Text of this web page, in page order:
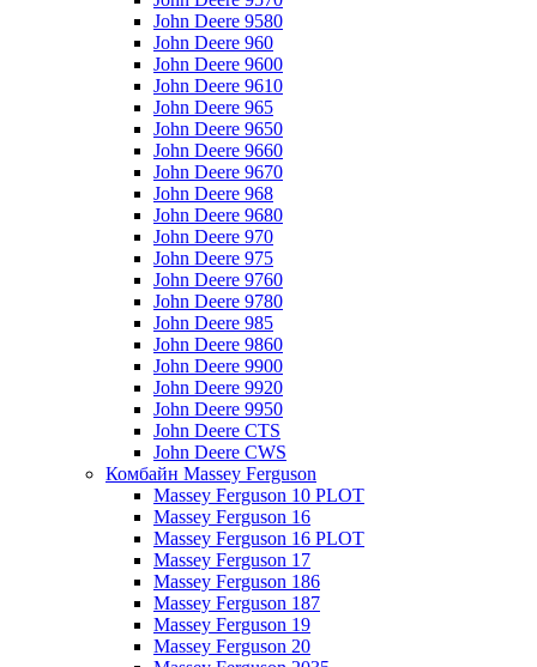
John Deere 9580
John Deere 960
John Deere 9600
John Deere 9610
John Deere 965
John Deere 9650
John Deere 9660
John Deere 9670
John Deere 968
John Deere 9680
John Deere 970
John Deere 975
John Deere 9760
John Deere 9780
John Deere 985
John Deere 9860
John Deere 9900
John Deere 9920
John Deere 9950
John Deere CTS
John Deere CWS
Комбайн Massey Ferguson
Massey Ferguson 10 PLOT
Massey Ferguson 16
Massey Ferguson 16 PLOT
Massey Ferguson 17
Massey Ferguson 186
Massey Ferguson 187
Massey Ferguson 19
Massey Ferguson 20